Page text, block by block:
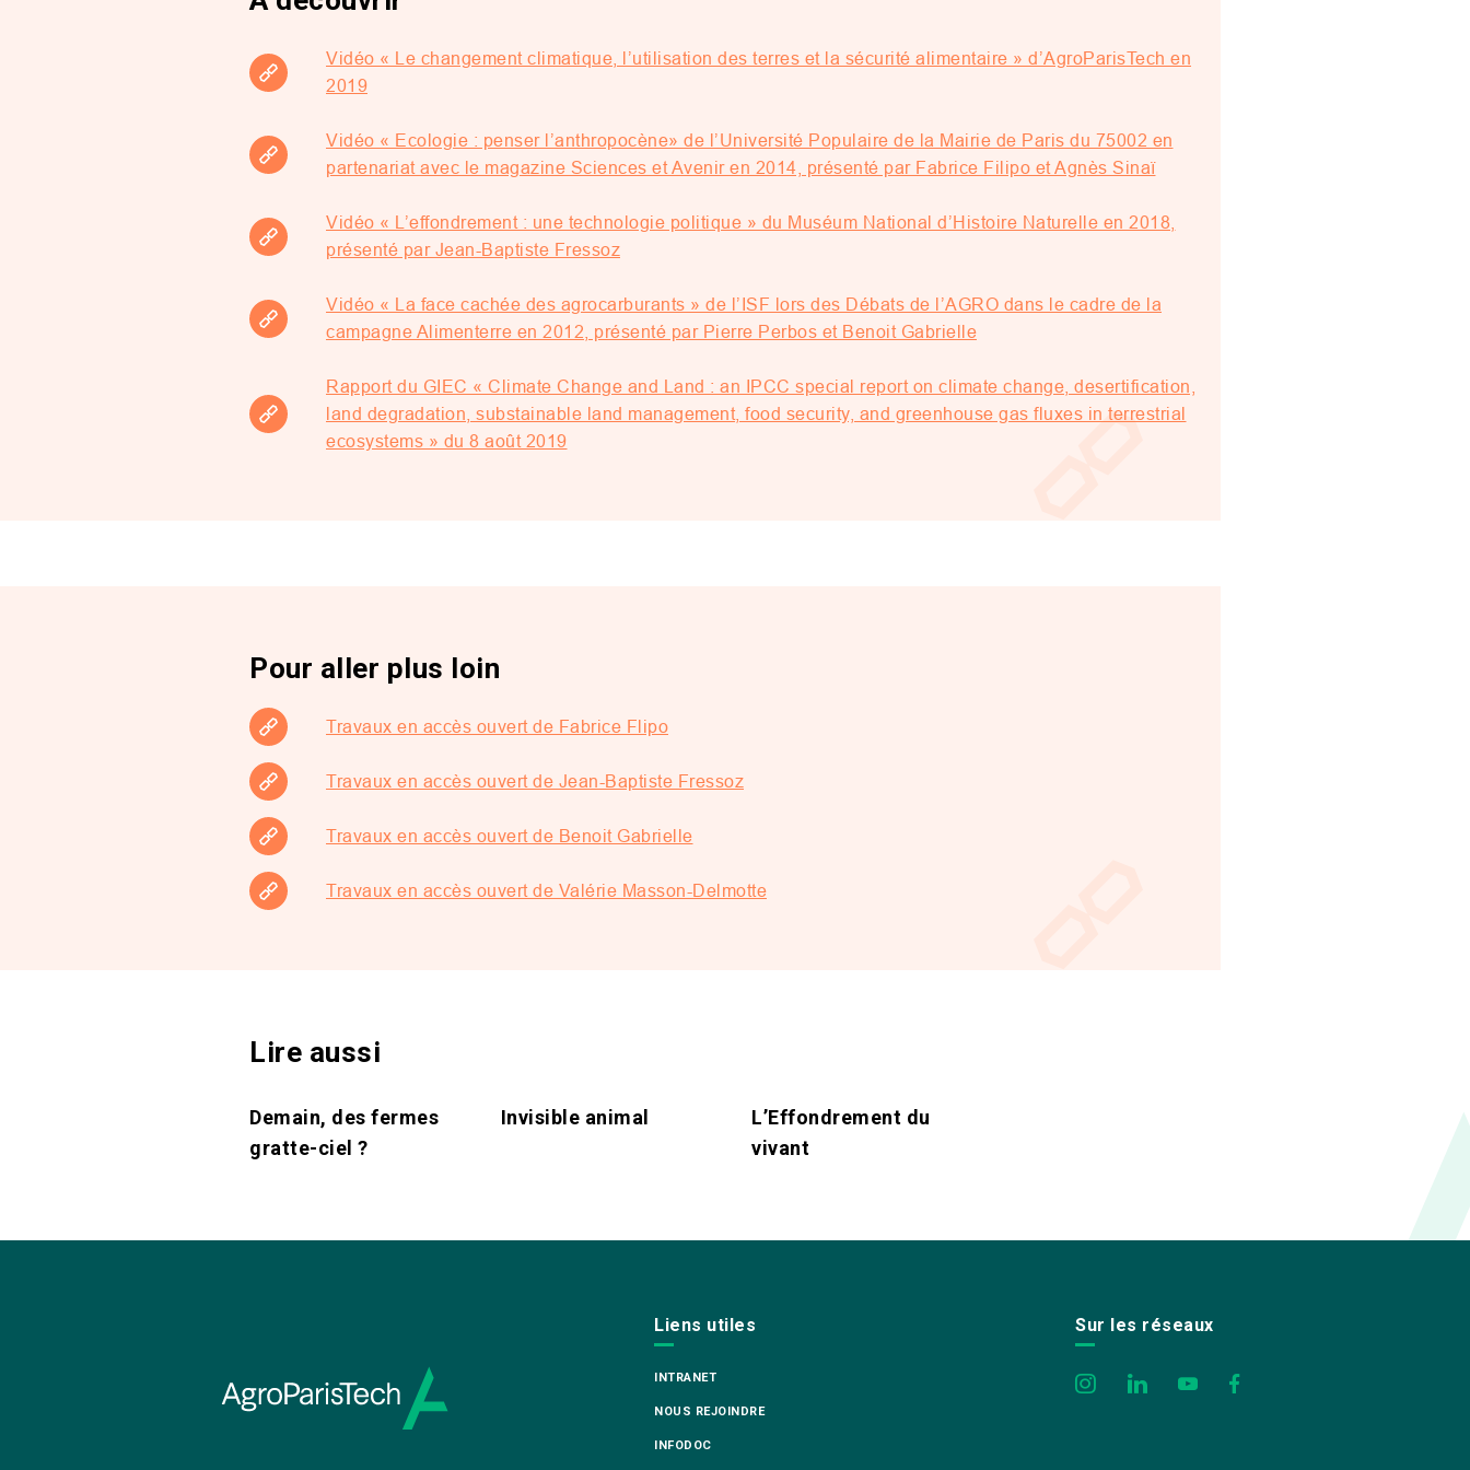
Vidéo « Le changement climatique, l’utilisation des terres et la sécurité alimentaire » d’AgroParisTech en
2019
Vidéo « Ecologie : penser l’anthropocène» de l’Université Populaire de la Mairie de Paris du 75002 en
partenariat avec le magazine Sciences et Avenir en 2014, présenté par Fabrice Filipo et Agnès Sinaï
Vidéo « L’effondrement : une technologie politique » du Muséum National d’Histoire Naturelle en 2018,
présenté par Jean-Baptiste Fressoz
Vidéo « La face cachée des agrocarburants » de l’ISF lors des Débats de l’AGRO dans le cadre de la
campagne Alimenterre en 2012, présenté par Pierre Perbos et Benoit Gabrielle
Rapport du GIEC « Climate Change and Land : an IPCC special report on climate change, desertification,
land degradation, substainable land management, food security, and greenhouse gas fluxes in terrestrial
ecosystems » du 8 août 2019
Pour aller plus loin
Travaux en accès ouvert de Fabrice Flipo
Travaux en accès ouvert de Jean-Baptiste Fressoz
Travaux en accès ouvert de Benoit Gabrielle
Travaux en accès ouvert de Valérie Masson-Delmotte
Lire aussi
Demain, des fermes
gratte-ciel ?
Invisible animal
L’Effondrement du
vivant
Liens utiles
INTRANET
NOUS REJOINDRE
INFODOC
Sur les réseaux